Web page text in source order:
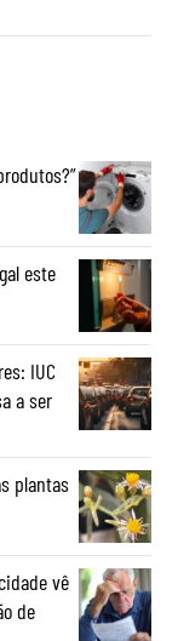
este
IUC
a ser
plantas
vê
de